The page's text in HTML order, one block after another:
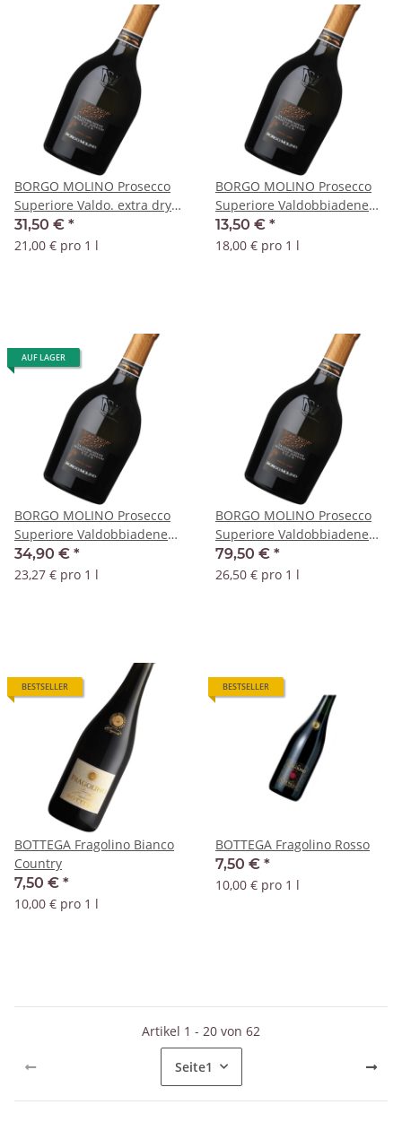
BORGO MOLINO Prosecco
Superiore Valdo. extra dry
DOCG Magnum
31,50 € *
21,00 € pro 1 l
BORGO MOLINO Prosecco
Superiore Valdobbiadene
extra dry DOCG
13,50 € *
18,00 € pro 1 l
AUF LAGER
BORGO MOLINO Prosecco
Superiore Valdobbiadene
extra dry DOCG - 1,5 Liter
Magnum
34,90 € *
23,27 € pro 1 l
BORGO MOLINO Prosecco
Superiore Valdobbiadene
extra dry DOCG - 3 Liter
Jeraboam
79,50 € *
26,50 € pro 1 l
BESTSELLER
BOTTEGA Fragolino Bianco
Country
7,50 € *
10,00 € pro 1 l
BESTSELLER
BOTTEGA Fragolino Rosso
7,50 € *
10,00 € pro 1 l
Artikel 1 - 20 von 62
Seite1